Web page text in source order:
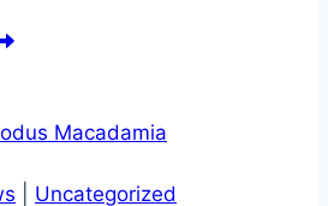
Uncategorized